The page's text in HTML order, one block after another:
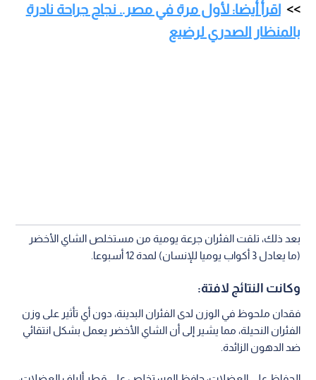
اقرأ أيضا: لأول مرة في مصر.. نجاح جراحة نادرة
بالمنظار الصدري لرضيع
بعد ذلك، تلقت الفئران جرعة يومية من مستخلص الشاي الأخضر
(ما يعادل 3 أكواب يوميا للإنسان) لمدة 12 أسبوعا.
وكانت النتائج لافتة:
فقدان ملحوظ في الوزن لدى الفئران البدينة، دون أي تأثير على وزن
الفئران النحيلة، مما يشير إلى أن الشاي الأخضر يعمل بشكل انتقائي
ضد الدهون الزائدة.